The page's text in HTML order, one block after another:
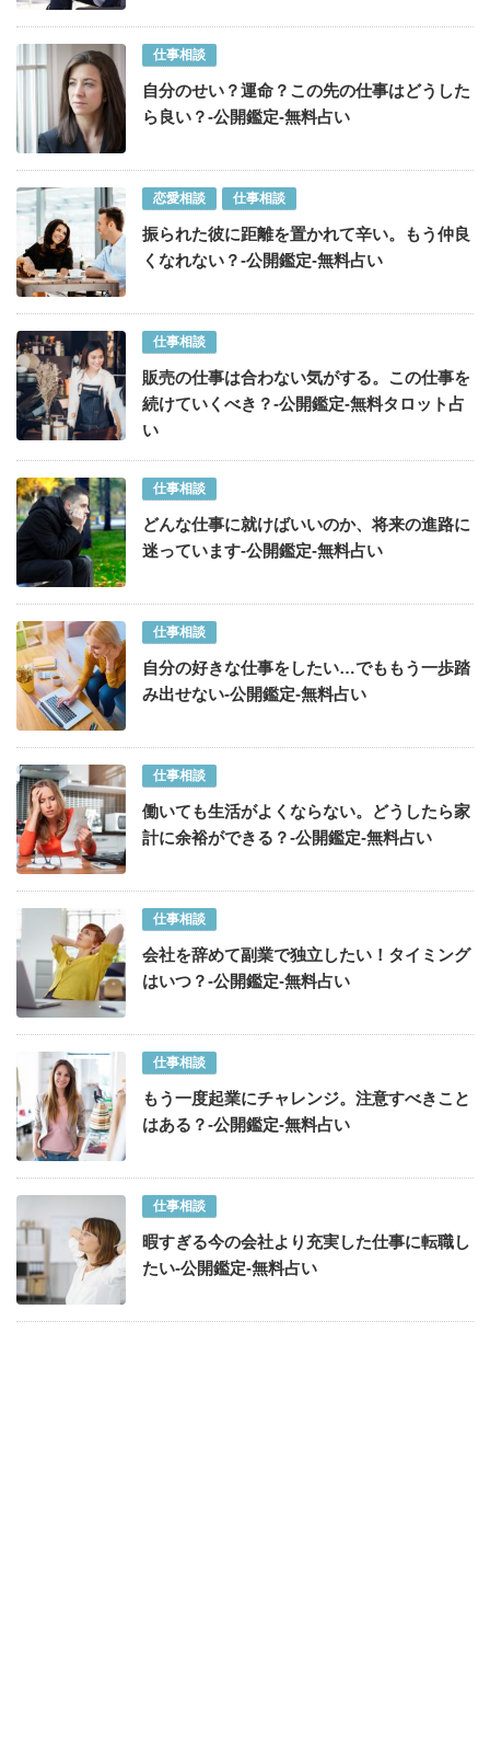
仕事相談
自分のせい？運命？この先の仕事はどうした
ら良い？-公開鑑定-無料占い
恋愛相談 仕事相談
振られた彼に距離を置かれて辛い。もう仲良
くなれない？-公開鑑定-無料占い
仕事相談
販売の仕事は合わない気がする。この仕事を
続けていくべき？-公開鑑定-無料タロット占
い
仕事相談
どんな仕事に就けばいいのか、将来の進路に
迷っています-公開鑑定-無料占い
仕事相談
自分の好きな仕事をしたい…でももう一歩踏
み出せない-公開鑑定-無料占い
仕事相談
働いても生活がよくならない。どうしたら家
計に余裕ができる？-公開鑑定-無料占い
仕事相談
会社を辞めて副業で独立したい！タイミング
はいつ？-公開鑑定-無料占い
仕事相談
もう一度起業にチャレンジ。注意すべきこと
はある？-公開鑑定-無料占い
仕事相談
暇すぎる今の会社より充実した仕事に転職し
たい-公開鑑定-無料占い